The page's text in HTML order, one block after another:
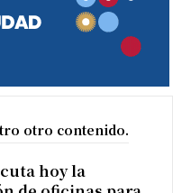
otro contenido.
hoy la